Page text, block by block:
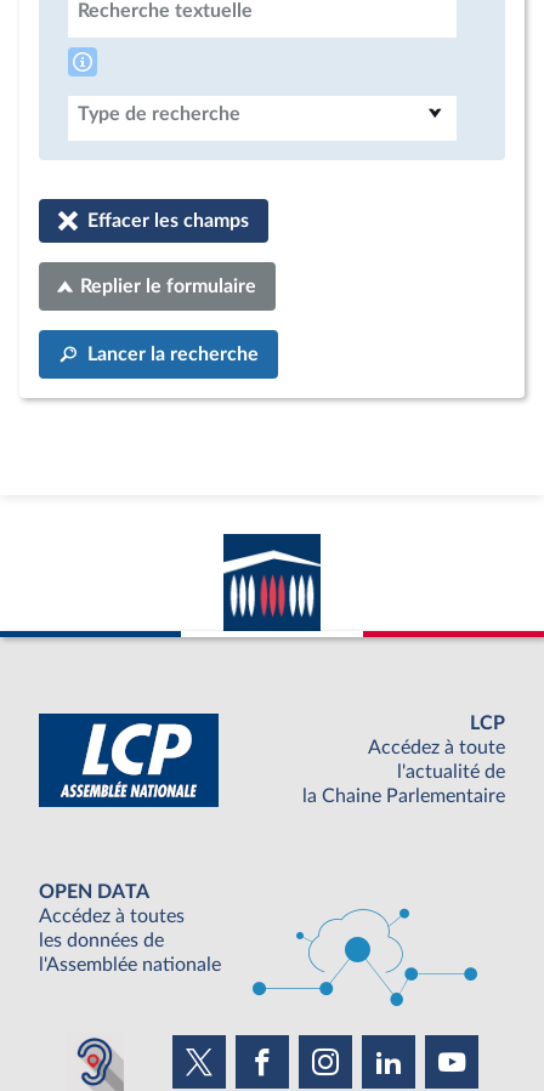
Recherche textuelle
Type de recherche
Effacer les champs
Replier le formulaire
Lancer la recherche
LCP
Accédez à toute
l'actualité de
la Chaine Parlementaire
OPEN DATA
Accédez à toutes
les données de
l'Assemblée nationale